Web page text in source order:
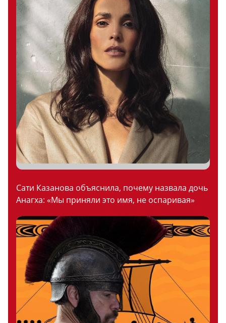
Сати Казанова объяснила, почему назвала дочь
Анагха: «Мы приняли это имя, не оспаривая»